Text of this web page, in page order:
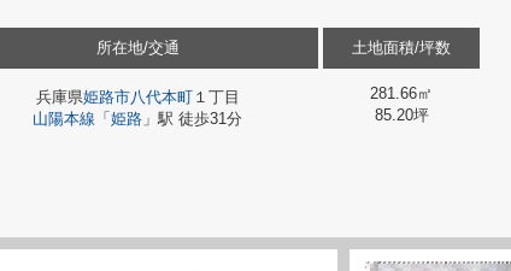
所在地/交通
兵庫県姫路市八代本町１丁目
山陽本線 「 姫路 」駅 徒歩31分
土地面積/坪数
281.66㎡
85.20坪